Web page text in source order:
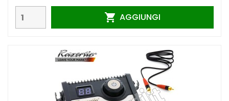
 AGGIUNGI